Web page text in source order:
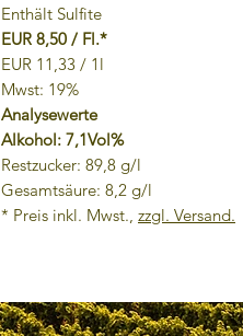
Enthält Sulfite
EUR 8,50 / Fl.*
EUR 11,33 / 1l
Mwst: 19%
Analysewerte
Alkohol: 7,1Vol%
Restzucker: 89,8 g/l
Gesamtsäure: 8,2 g/l
* Preis inkl. Mwst., zzgl. Versand.